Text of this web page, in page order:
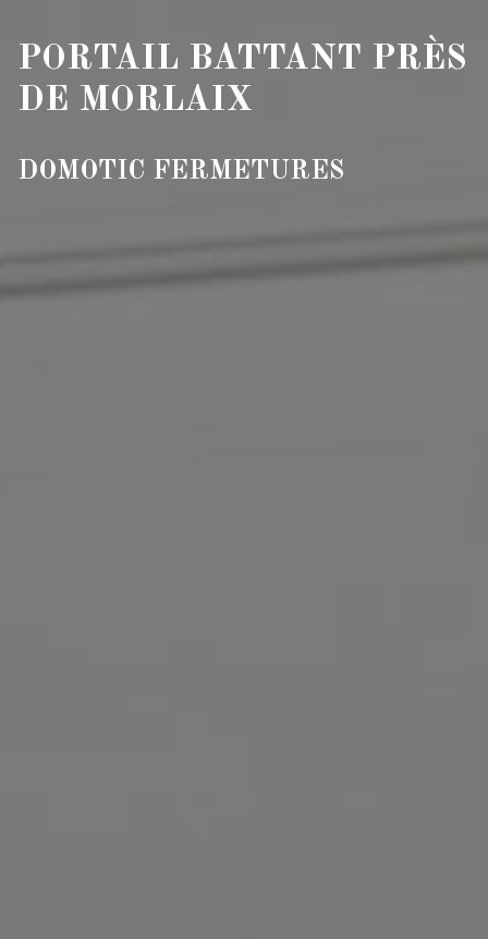
PORTAIL BATTANT PRÈS
DE MORLAIX
DOMOTIC FERMETURES